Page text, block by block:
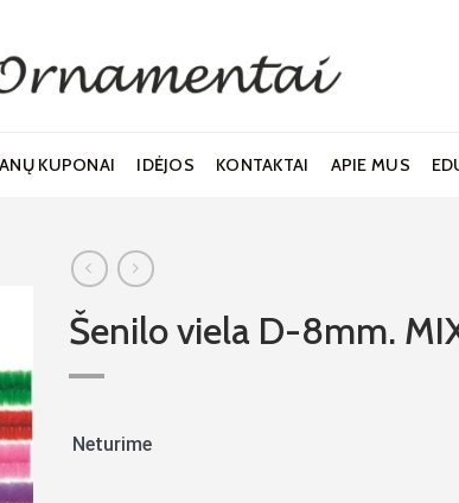
KUPONAI IDĖJOS KONTAKTAI APIE MUS
Šenilo viela D-8mm.
Neturime